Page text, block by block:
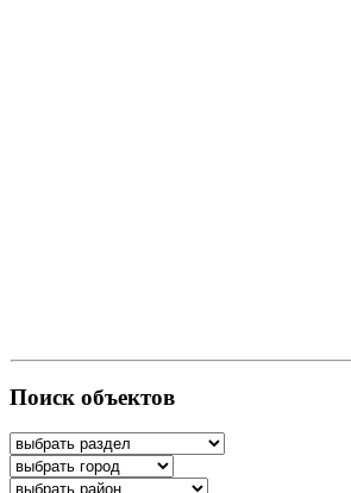
Поиск объектов